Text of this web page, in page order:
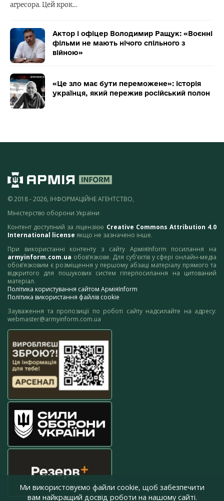
агресора. Цей крок…
Актор і офіцер Володимир Ращук: «Воєнні
фільми не мають нічого спільного з
війною»
«Це зло має бути переможене»: історія
українця, який пережив російський полон
© 2018 - 2026, ІНФОРМАЦІЙНЕ АГЕНТСТВО,
Міністерство оборони України
Контент доступний за ліцензією Creative Commons Attribution 4.0
International license якщо не зазначено інше.
При використанні контенту з сайту АрміяInform посилання на
armyinform.com.ua обов’язкове. Для суб’єктів у сфері онлайн-медіа
обов’язковим є розміщення у першому абзаці матеріалу прямого та
відкритого для пошукових систем гіперпосилання на цитований
матеріал.
Політика користування сайтом АрміяInform
Політика використання файлів cookie
Зауваження та пропозиції по роботі сайту надсилайте на адресу:
webmaster@armyinform.com.ua
Ми використовуємо файли cookie, щоб забезпечити
вам найкращий досвід роботи на нашому сайті.